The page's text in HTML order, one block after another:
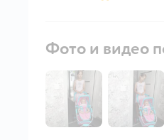
Фото и видео